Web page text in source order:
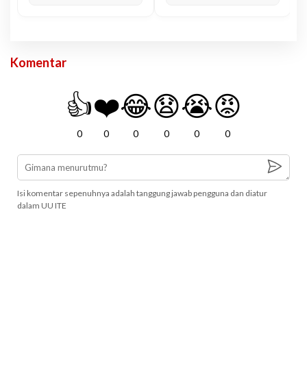
Komentar
👍
0
❤️
0
😂
0
😧
0
😭
0
😡
0
Isi komentar sepenuhnya adalah tanggung jawab pengguna dan diatur
dalam UU ITE